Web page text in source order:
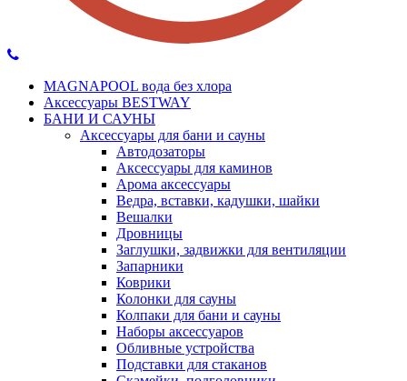
MAGNAPOOL вода без хлора
Аксессуары BESTWAY
БАНИ И САУНЫ
Аксессуары для бани и сауны
Автодозаторы
Аксессуары для каминов
Арома аксессуары
Ведра, вставки, кадушки, шайки
Вешалки
Дровницы
Заглушки, задвижки для вентиляции
Запарники
Коврики
Колонки для сауны
Колпаки для бани и сауны
Наборы аксессуаров
Обливные устройства
Подставки для стаканов